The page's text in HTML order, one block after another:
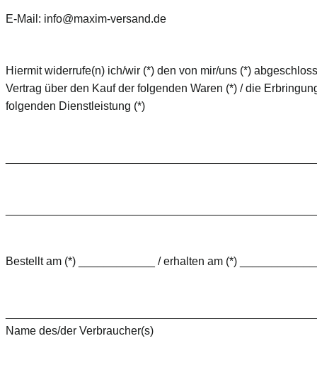
E-Mail: info@maxim-versand.de
Hiermit widerrufe(n) ich/wir (*) den von mir/uns (*)
Vertrag über den Kauf der folgenden Waren (*) / die
folgenden Dienstleistung (*)
Bestellt am (*) ____________ / erhalten am (*)
Name des/der Verbraucher(s)